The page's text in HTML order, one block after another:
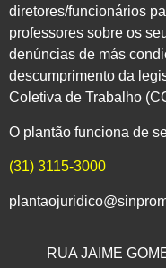
diretores/funcionários
professores sobre os
denúncias de más
descumprimento da
Coletiva de Trabalho
O plantão funciona de
(31) 3115-3000
RUA JAIME